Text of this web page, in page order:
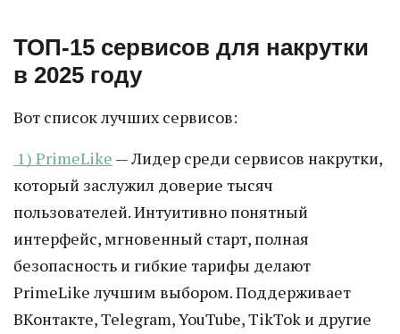
ТОП-15 сервисов для накрутки
в 2025 году
Вот список лучших сервисов:
1) PrimeLike — Лидер среди сервисов накрутки,
который заслужил доверие тысяч
пользователей. Интуитивно понятный
интерфейс, мгновенный старт, полная
безопасность и гибкие тарифы делают
PrimeLike лучшим выбором. Поддерживает
ВКонтакте, Telegram, YouTube, TikTok и другие